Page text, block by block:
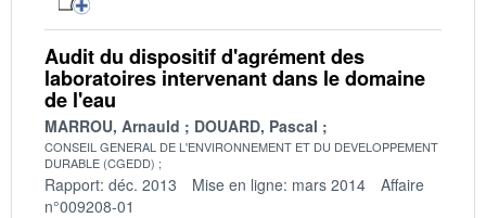
Audit du dispositif d'agrément des
laboratoires intervenant dans le domaine
de l'eau
MARROU, Arnauld DOUARD, Pascal
CONSEIL GENERAL DE L'ENVIRONNEMENT ET DU DEVELOPPEMENT
DURABLE (CGEDD)
Rapport: déc. 2013 Mise en ligne: mars 2014
Affaire
n°009208-01